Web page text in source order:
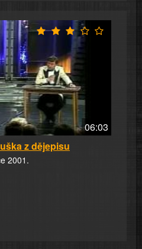
06:03
z dějepisu
2001.